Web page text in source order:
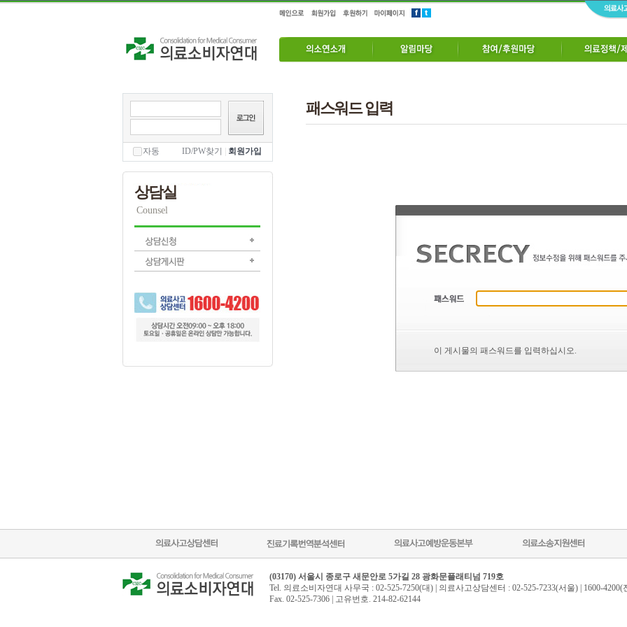
자동 ID/PW찾기 회원가입
상담실
Counsel
패스워드 입력
이 게시물의 패스워드를 입력하십시오.
(03170) 서울시 종로구 새문안로 5가길 28 광화문플래티넘 719호
Tel. 의료소비자연대 사무국 : 02-525-7250(대) | 의료사고상담센터 : 02-525-7233(서울) | 1600-4200(
Fax. 02-525-7306 | 고유번호. 214-82-62144